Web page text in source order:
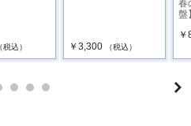
（税込） ￥3,300 （税込）
春
盤